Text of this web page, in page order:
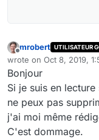
Offline
mrobert UTILISATEUR
wrote on Oct 8, 2019,
last edited by cpotter
Bonjour
Si je suis en
ne peux pas
j'ai moi même
C'est dommage.